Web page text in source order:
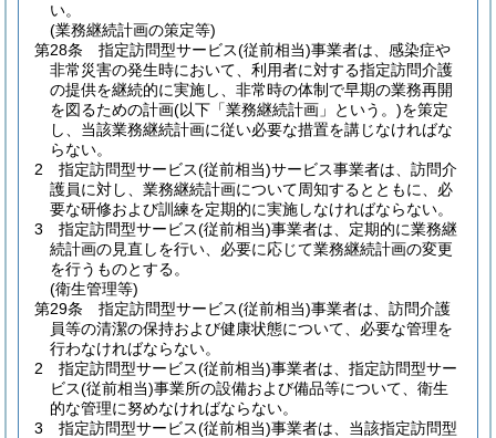
い。
(業務継続計画の策定等)
第28条
指定訪問型サービス(従前相当)事業者は、感染症や
非常災害の発生時において、利用者に対する指定訪問介護
の提供を継続的に実施し、非常時の体制で早期の業務再開
を図るための計画(以下「業務継続計画」という。)を策定
し、当該業務継続計画に従い必要な措置を講じなければな
らない。
2
指定訪問型サービス(従前相当)サービス事業者は、訪問介
護員に対し、業務継続計画について周知するとともに、必
要な研修および訓練を定期的に実施しなければならない。
3
指定訪問型サービス(従前相当)事業者は、定期的に業務継
続計画の見直しを行い、必要に応じて業務継続計画の変更
を行うものとする。
(衛生管理等)
第29条
指定訪問型サービス(従前相当)事業者は、訪問介護
員等の清潔の保持および健康状態について、必要な管理を
行わなければならない。
2
指定訪問型サービス(従前相当)事業者は、指定訪問型サー
ビス(従前相当)事業所の設備および備品等について、衛生
的な管理に努めなければならない。
3
指定訪問型サービス(従前相当)事業者は、当該指定訪問型